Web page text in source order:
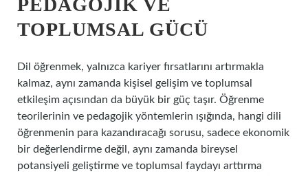
PEDAGOJIK VE
TOPLUMSAL GÜCÜ
Dil öğrenmek, yalnızca kariyer fırsatlarını artırmakla
kalmaz, aynı zamanda kişisel gelişim ve toplumsal
etkileşim açısından da büyük bir güç taşır. Öğrenme
teorilerinin ve pedagojik yöntemlerin ışığında, hangi dili
öğrenmenin para kazandıracağı sorusu, sadece ekonomik
bir değerlendirme değil, aynı zamanda bireysel
potansiyeli geliştirme ve toplumsal faydayı arttırma